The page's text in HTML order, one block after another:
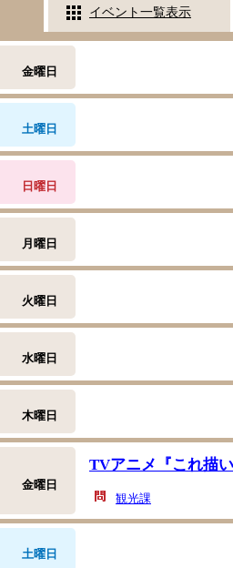
イベント一覧表示
金曜日
土曜日
日曜日
月曜日
火曜日
水曜日
木曜日
金曜日
TVアニメ『これ描
観光課
土曜日